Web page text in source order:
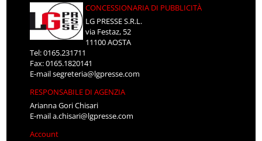
CONCESSIONARIA DI PUBBLICITÀ
LG PRESSE S.R.L.
via Festaz, 52
11100 AOSTA
Tel: 0165.231711
Fax: 0165.1820141
E-mailsegreteria@lgpresse.com
RESPONSABILE DI AGENZIA
Arianna Gori Chisari
E-maila.chisari@lgpresse.com
Account